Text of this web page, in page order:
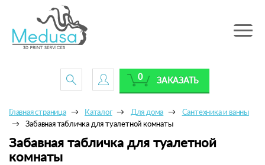
Toggle
ЗАКАЗАТЬ
0
Главная страница Каталог Для дома
Сантехника и ванны
Забавная табличка для туалетной комнаты
Забавная табличка для туалетной
комнаты